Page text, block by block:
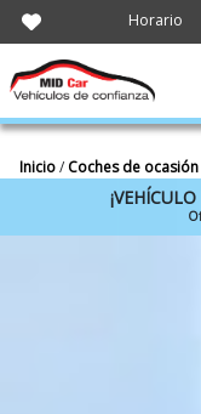
Horario
Inicio/ Coches de ocasión